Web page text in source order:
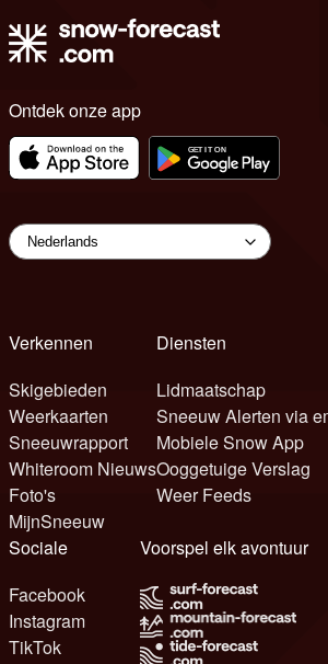
Ontdek onze app
Verkennen
Skigebieden
Weerkaarten
Sneeuwrapport
Whiteroom Nieuws
Foto's
MijnSneeuw
Diensten
Lidmaatschap
Sneeuw Alerten via
Mobiele Snow App
Ooggetuige Verslag
Weer Feeds
Sociale
Facebook
Instagram
TikTok
Voorspel elk avontuur